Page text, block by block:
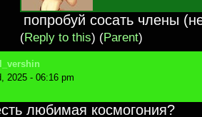
попробуй сосать члены
(Reply to this) (Parent)
2025 - 06:16 pm
любимая космогония?